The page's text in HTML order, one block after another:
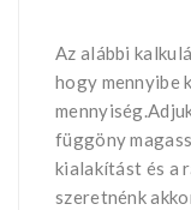
Az alábbi
hogy mennyibe
függöny
kialakítást és a
szeretnénk